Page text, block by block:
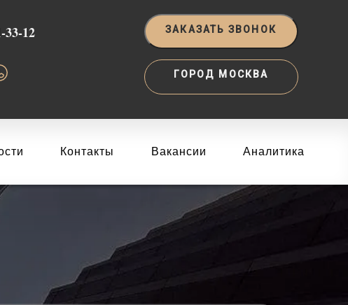
33-12‬‬ ЗАКАЗАТЬ ЗВОНОК
ГОРОД МОСКВА
Контакты Вакансии Аналитика